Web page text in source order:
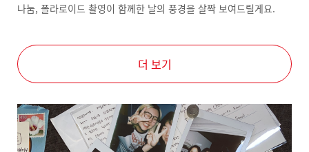
나눔, 폴라로이드 촬영이 함께한 날의 풍경을 살짝 보여드릴게요.
더 보기